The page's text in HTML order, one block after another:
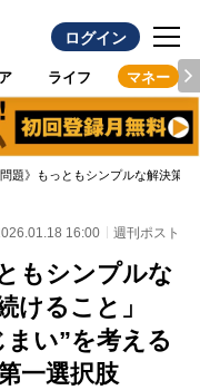
ログイン
ライフ マネー
問題》もっともシンプルな解決策
16:00 週刊ポスト
もシンプルな
けること」
い”を考える
一選択肢